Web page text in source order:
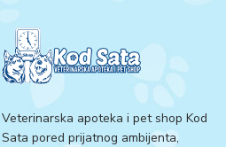
Veterinarska apoteka i pet shop Kod
Sata pored prijatnog ambijenta,